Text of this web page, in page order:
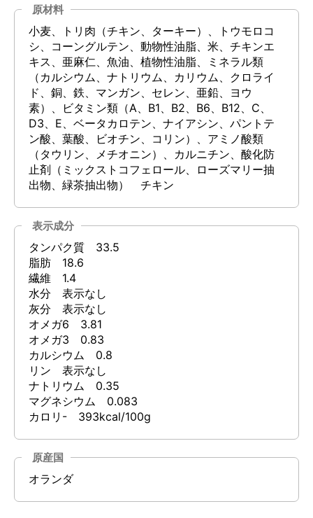
原材料
小麦、トリ肉（チキン、ターキー）、トウモロコ
シ、コーングルテン、動物性油脂、米、チキンエ
キス、亜麻仁、魚油、植物性油脂、ミネラル類
（カルシウム、ナトリウム、カリウム、クロライ
ド、銅、鉄、マンガン、セレン、亜鉛、ヨウ
素）、ビタミン類（A、B1、B2、B6、B12、C、
D3、E、ベータカロテン、ナイアシン、パントテ
ン酸、葉酸、ビオチン、コリン）、アミノ酸類
（タウリン、メチオニン）、カルニチン、酸化防
止剤（ミックストコフェロール、ローズマリー抽
出物、緑茶抽出物） チキン
表示成分
タンパク質 33.5
脂肪 18.6
繊維 1.4
水分 表示なし
灰分 表示なし
オメガ6 3.81
オメガ3 0.83
カルシウム 0.8
リン 表示なし
ナトリウム 0.35
マグネシウム 0.083
カロリ- 393kcal/100g
原産国
オランダ